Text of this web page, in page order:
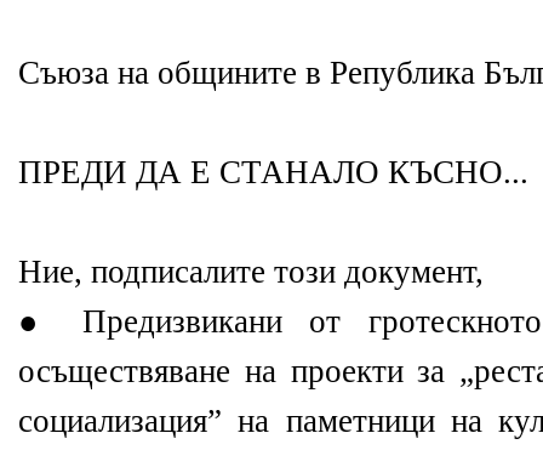
Съюза на общините в Република
ПРЕДИ ДА Е СТАНАЛО КЪСНО...
Ние, подписалите този документ,
● Предизвикани от
осъществяване на проекти за
социализация” на паметници на